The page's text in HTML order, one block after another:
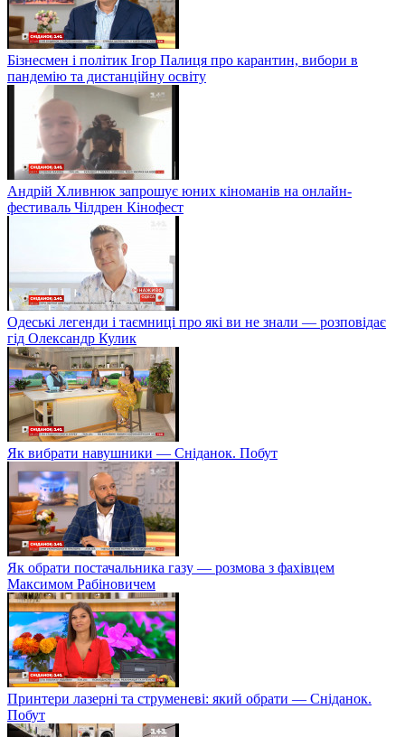
Бізнесмен і політик Ігор Палиця про карантин, вибори в
пандемію та дистанційну освіту
Андрій Хливнюк запрошує юних кіноманів на онлайн-
фестиваль Чілдрен Кінофест
Одеські легенди і таємниці про які ви не знали — розповідає
гід Олександр Кулик
Як вибрати навушники — Сніданок. Побут
Як обрати постачальника газу — розмова з фахівцем
Максимом Рабіновичем
Принтери лазерні та струменеві: який обрати — Сніданок.
Побут